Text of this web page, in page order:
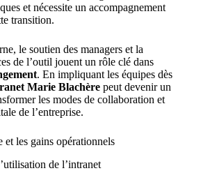
et nécessite un accompagnement
transition.
le soutien des managers et la
de l’outil jouent un rôle clé dans
. En impliquant les équipes dès
Marie Blachère peut devenir un
les modes de collaboration et
de l’entreprise.
et les gains opérationnels
de l’intranet